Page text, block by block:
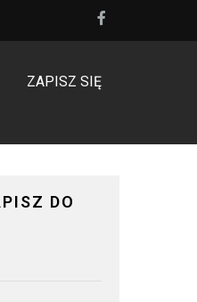
ZAPISZ SIĘ
DO